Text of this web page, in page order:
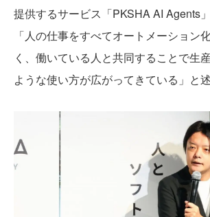
提供するサービス「PKSHA AI Agents
「人の仕事をすべてオートメーション
く、働いている人と共同することで生
ような使い方が広がってきている」と述